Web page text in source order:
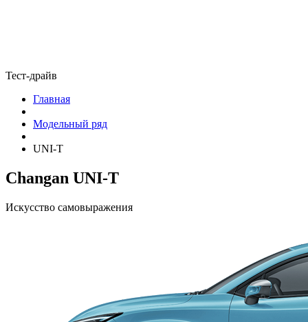
Тест-драйв
Главная
Модельный ряд
UNI-T
Changan UNI-T
Искусство самовыражения